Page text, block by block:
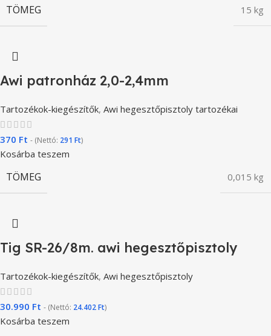
TÖMEG 15 kg
Awi patronház 2,0-2,4mm
Tartozékok-kiegészítők, Awi hegesztőpisztoly tartozékai
370 Ft - (Nettó: 291 Ft)
Kosárba teszem
TÖMEG 0,015 kg
Tig SR-26/8m. awi hegesztőpisztoly
Tartozékok-kiegészítők, Awi hegesztőpisztoly
30.990 Ft - (Nettó: 24.402Ft)
Kosárba teszem